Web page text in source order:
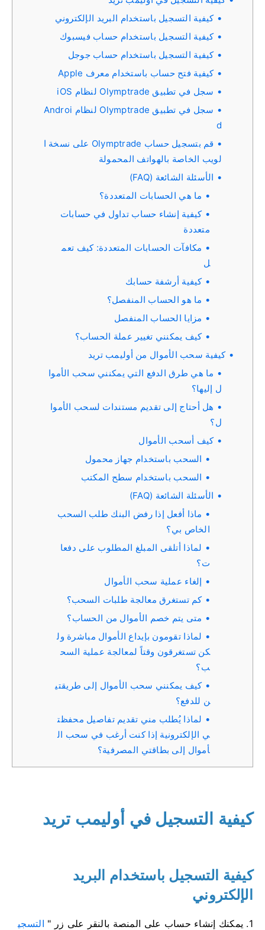
كيفية التسجيل باستخدام البريد الإلكتروني
كيفية التسجيل باستخدام حساب فيسبوك
كيفية التسجيل باستخدام حساب جوجل
كيفية فتح حساب باستخدام معرف Apple
سجل في تطبيق Olymptrade لنظام iOS
سجل في تطبيق Olymptrade لنظام Androi
d
قم بتسجيل حساب Olymptrade على نسخة ا
لويب الخاصة بالهواتف المحمولة
الأسئلة الشائعة (FAQ)
ما هي الحسابات المتعددة؟
كيفية إنشاء حساب تداول في حسابات
متعددة
مكافآت الحسابات المتعددة: كيف تعم
ل
كيفية أرشفة حسابك
ما هو الحساب المنفصل؟
مزايا الحساب المنفصل
كيف يمكنني تغيير عملة الحساب؟
كيفية سحب الأموال من أوليمب تريد
ما هي طرق الدفع التي يمكنني سحب الأموا
ل إليها؟
هل أحتاج إلى تقديم مستندات لسحب الأموا
ل؟
كيف أسحب الأموال
السحب باستخدام جهاز محمول
السحب باستخدام سطح المكتب
الأسئلة الشائعة (FAQ)
ماذا أفعل إذا رفض البنك طلب السحب
الخاص بي؟
لماذا أتلقى المبلغ المطلوب على دفعا
ت؟
إلغاء عملية سحب الأموال
كم تستغرق معالجة طلبات السحب؟
متى يتم خصم الأموال من الحساب؟
لماذا تقومون بإيداع الأموال مباشرة ول
كن تستغرقون وقتاً لمعالجة عملية السح
ب؟
كيف يمكنني سحب الأموال إلى طريقتي
ن للدفع؟
لماذا يُطلب مني تقديم تفاصيل محفظت
ي الإلكترونية إذا كنت أرغب في سحب ال
أموال إلى بطاقتي المصرفية؟
كيفية التسجيل في أوليمب تريد
كيفية التسجيل باستخدام البريد
الإلكتروني
1. يمكنك إنشاء حساب على المنصة بالنقر على زر "
التسجي